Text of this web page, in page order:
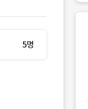
5명